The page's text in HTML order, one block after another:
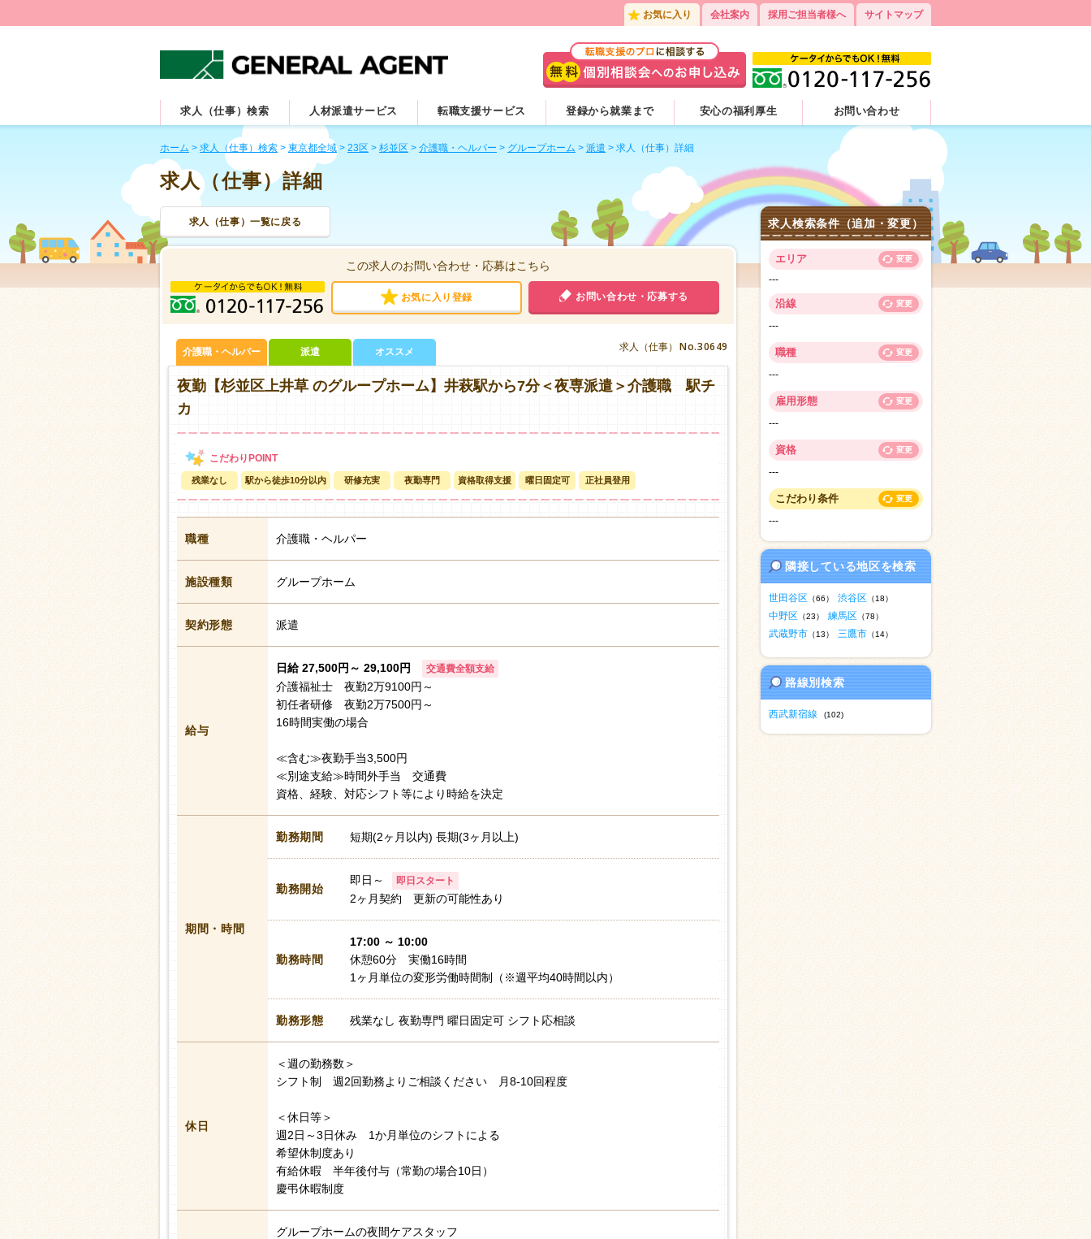
お気に入り 会社案内 採用ご担当者様へ サイトマップ
求人（仕事）検索 人材派遣サービス 転職支援サービス 登録から就業まで 安心の福利厚生 お問い合わせ
ホーム > 求人（仕事）検索 > 東京都全域> 23区 > 杉並区 > 介護職・ヘルパー > グループホーム > 派遣 > 求人（仕事）詳細
求人（仕事）詳細
求人（仕事）一覧に戻る
この求人のお問い合わせ・応募はこちら
お気に入り登録 お問い合わせ・応募する
求人（仕事） No.30649
介護職・ヘルパー 派遣 オススメ
夜勤【杉並区上井草 のグループホーム】井萩駅から7分＜夜専派遣＞介護職 駅チ
カ
残業なし 駅から徒歩10分以内 研修充実 夜勤専門 資格取得支援 曜日固定可 正社員登用
職種 介護職・ヘルパー
施設種類 グループホーム
契約形態 派遣
給与
日給 27,500円～ 29,100円 交通費全額支給
介護福祉士 夜勤2万9100円～
初任者研修 夜勤2万7500円～
16時間実働の場合
≪含む≫夜勤手当3,500円
≪別途支給≫時間外手当 交通費
資格、経験、対応シフト等により時給を決定
期間・時間
勤務期間 短期(2ヶ月以内) 長期(3ヶ月以上)
勤務開始
即日～ 即日スタート
2ヶ月契約 更新の可能性あり
勤務時間
17:00 ～ 10:00
休憩60分 実働16時間
1ヶ月単位の変形労働時間制（※週平均40時間以内）
勤務形態 残業なし 夜勤専門 曜日固定可 シフト応相談
休日
＜週の勤務数＞
シフト制 週2回勤務よりご相談ください 月8-10回程度
＜休日等＞
週2日～3日休み 1か月単位のシフトによる
希望休制度あり
有給休暇 半年後付与（常勤の場合10日）
慶弔休暇制度
グループホームの夜間ケアスタッフ
求人検索条件（追加・変更）
エリア 変更
---
沿線 変更
---
職種 変更
---
雇用形態 変更
---
資格 変更
---
こだわり条件 変更
---
隣接している地区を検索
世田谷区 （66） 渋谷区 （18）
中野区 （23） 練馬区 （78）
武蔵野市 （13） 三鷹市 （14）
路線別検索
西武新宿線 (102)